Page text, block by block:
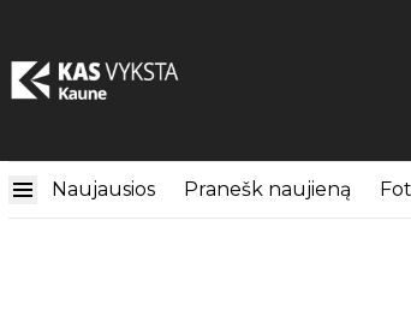
Naujausios Pranešk naujieną